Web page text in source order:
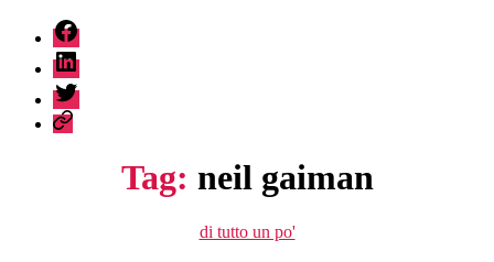
fb
linkedin
twitter
sessionize
Tag: neil gaiman
Categorie
di tutto un po'